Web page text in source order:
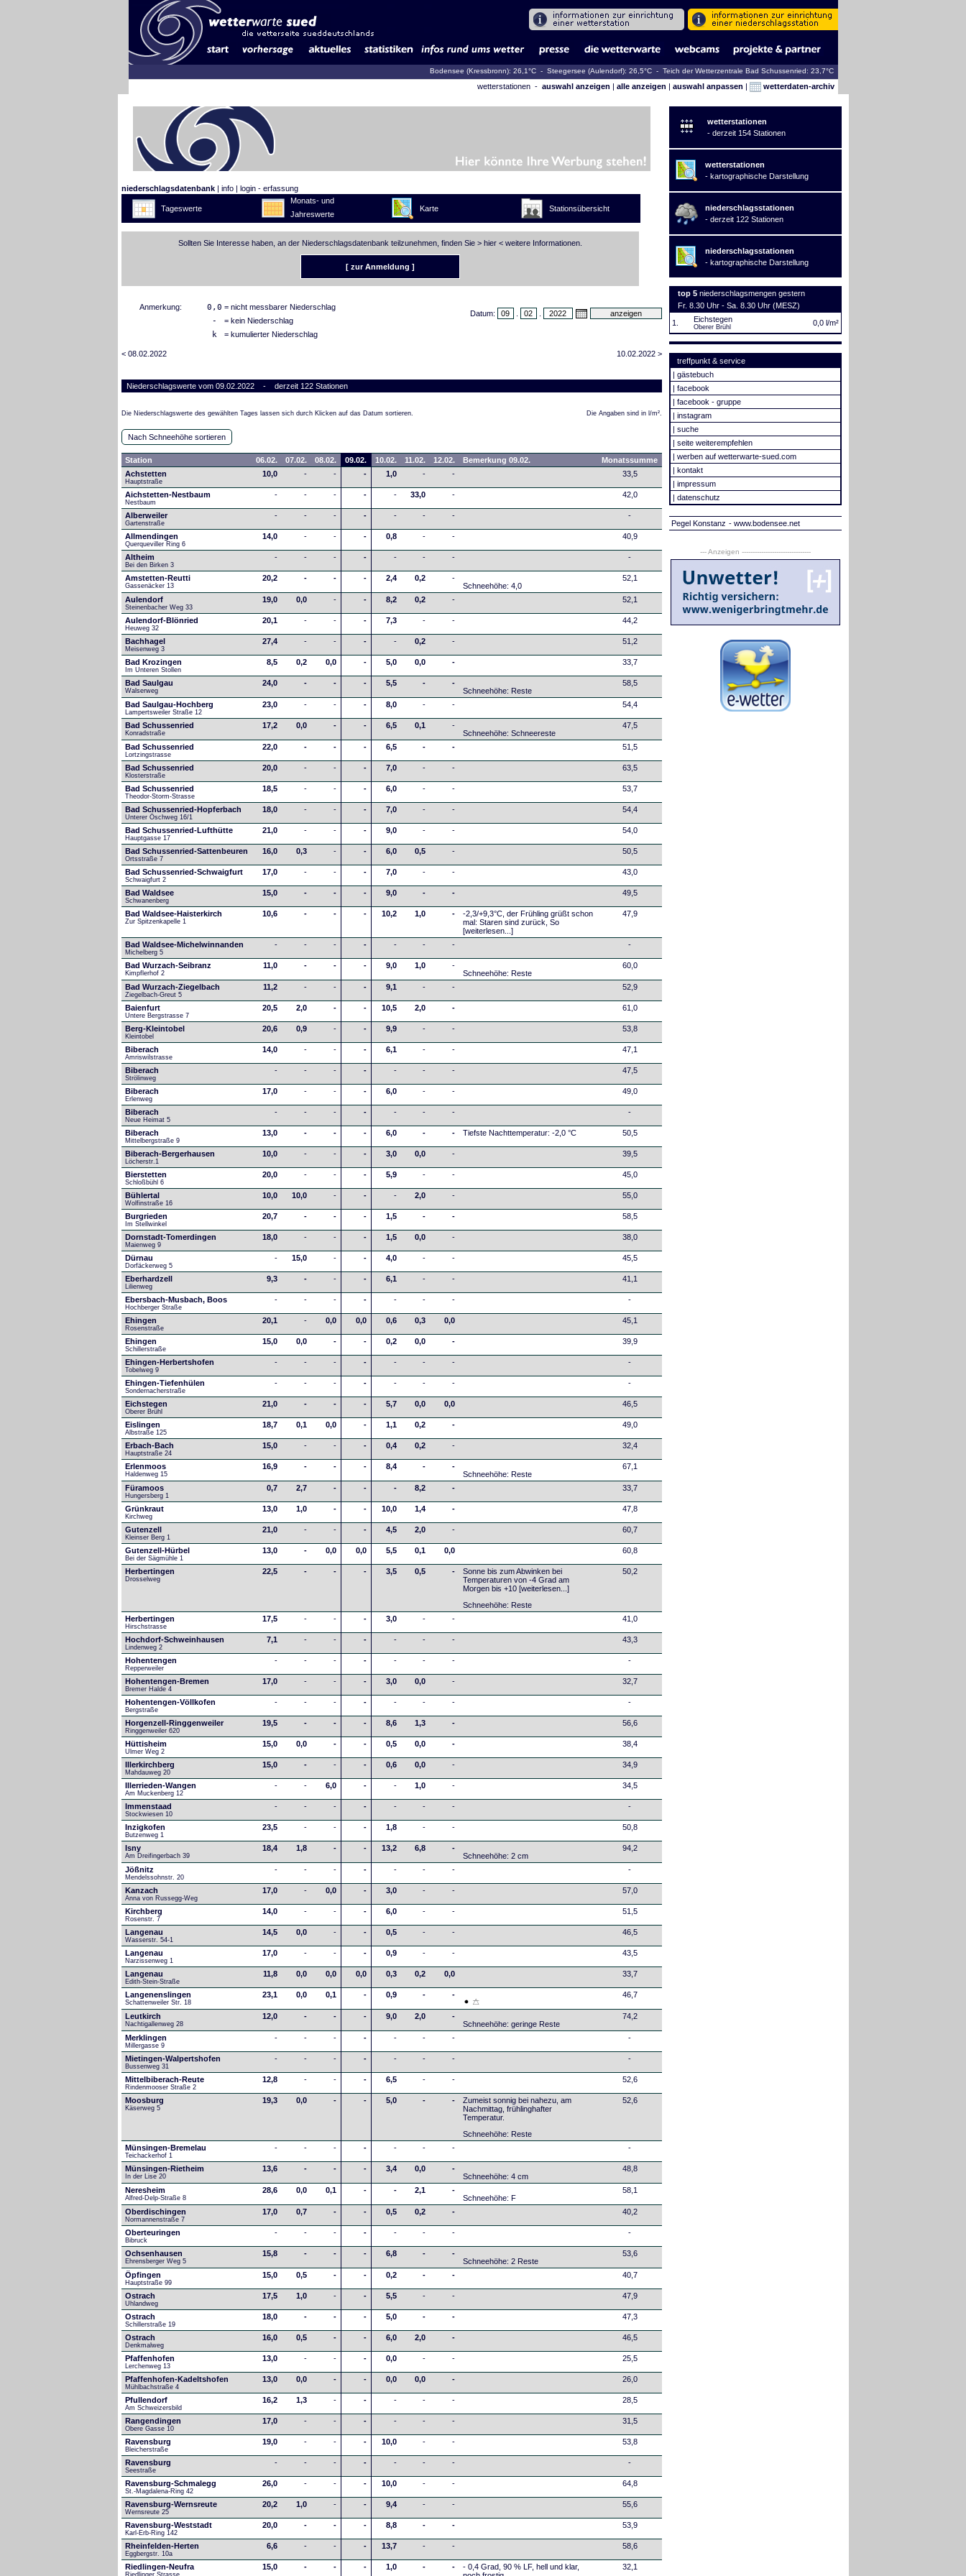
Bodensee (Kressbronn): 26,1°C - Steegersee (Aulendorf): 26,5°C - Teich der Wetterzentrale Bad Schussenried: 23,7°C
wetterstationen - auswahl anzeigen | alle anzeigen | auswahl anpassen | wetterdaten-archiv
niederschlagsdatenbank| info| login - erfassung
Tageswerte
Monats- und
Jahreswerte
Karte Stationsübersicht
Sollten Sie Interesse haben, an der Niederschlagsdatenbank teilzunehmen, finden Sie > hier< weitere Informationen.
[ zur Anmeldung ]
Datum:
Anmerkung: 0,0 = nicht messbarer Niederschlag
- = kein Niederschlag
k = kumulierter Niederschlag
< 08.02.2022 10.02.2022 >
Niederschlagswerte vom 09.02.2022 - derzeit 122 Stationen
Die Niederschlagswerte des gewählten Tages lassen sich durch Klicken auf das Datum sortieren. Die Angaben sind in l/m².
Nach Schneehöhe sortieren
Station 06.02. 07.02. 08.02. 09.02. 10.02. 11.02. 12.02. Bemerkung 09.02.
Monatssumme
Achstetten
Hauptstraße
10,0 - - - 1,0 - - 33,5
Aichstetten-Nestbaum
Nestbaum
- - - - - 33,0 - 42,0
Alberweiler
Gartenstraße
- - - - - - - -
Allmendingen
Querqueviller Ring 6
14,0 - - - 0,8 - - 40,9
Altheim
Bei den Birken 3
- - - - - - - -
Amstetten-Reutti
Gassenäcker 13
20,2 - - - 2,4 0,2
-
Schneehöhe: 4,0
52,1
Aulendorf
Steinenbacher Weg 33
19,0 0,0 - - 8,2 0,2 - 52,1
Aulendorf-Blönried
Heuweg 32
20,1 - - - 7,3 - - 44,2
Bachhagel
Meisenweg 3
27,4 - - - - 0,2 - 51,2
Bad Krozingen
Im Unteren Stollen
8,5 0,2 0,0 - 5,0 0,0 - 33,7
Bad Saulgau
Walserweg
24,0 - - - 5,5 -
-
Schneehöhe: Reste
58,5
Bad Saulgau-Hochberg
Lampertsweiler Straße 12
23,0 - - - 8,0 - - 54,4
Bad Schussenried
Konradstraße
17,2 0,0 - - 6,5 0,1
-
Schneehöhe: Schneereste
47,5
Bad Schussenried
Lortzingstrasse
22,0 - - - 6,5 - - 51,5
Bad Schussenried
Klosterstraße
20,0 - - - 7,0 - - 63,5
Bad Schussenried
Theodor-Storm-Strasse
18,5 - - - 6,0 - - 53,7
Bad Schussenried-Hopferbach
Unterer Öschweg 16/1
18,0 - - - 7,0 - - 54,4
Bad Schussenried-Lufthütte
Hauptgasse 17
21,0 - - - 9,0 - - 54,0
Bad Schussenried-Sattenbeuren
Ortsstraße 7
16,0 0,3 - - 6,0 0,5 - 50,5
Bad Schussenried-Schwaigfurt
Schwaigfurt 2
17,0 - - - 7,0 - - 43,0
Bad Waldsee
Schwanenberg
15,0 - - - 9,0 - - 49,5
Bad Waldsee-Haisterkirch
Zur Spitzenkapelle 1
10,6 - - - 10,2 1,0 -
-2,3/+9,3°C, der Frühling grüßt schon
mal: Staren sind zurück, So
[weiterlesen...]
47,9
Bad Waldsee-Michelwinnanden
Michelberg 5
- - - - - - - -
Bad Wurzach-Seibranz
Kimpflerhof 2
11,0 - - - 9,0 1,0
-
Schneehöhe: Reste
60,0
Bad Wurzach-Ziegelbach
Ziegelbach-Greut 5
11,2 - - - 9,1 - - 52,9
Baienfurt
Untere Bergstrasse 7
20,5 2,0 - - 10,5 2,0 - 61,0
Berg-Kleintobel
Kleintobel
20,6 0,9 - - 9,9 - - 53,8
Biberach
Amriswilstrasse
14,0 - - - 6,1 - - 47,1
Biberach
Strölinweg
- - - - - - - 47,5
Biberach
Erlenweg
17,0 - - - 6,0 - - 49,0
Biberach
Neue Heimat 5
- - - - - - - -
Biberach
Mittelbergstraße 9
13,0 - - - 6,0 - - Tiefste Nachttemperatur: -2,0 °C 50,5
Biberach-Bergerhausen
Löcherstr.1
10,0 - - - 3,0 0,0 - 39,5
Bierstetten
Schloßbühl 6
20,0 - - - 5,9 - - 45,0
Bühlertal
Wolfinstraße 16
10,0 10,0 - - - 2,0 - 55,0
Burgrieden
Im Stellwinkel
20,7 - - - 1,5 - - 58,5
Dornstadt-Tomerdingen
Maienweg 9
18,0 - - - 1,5 0,0 - 38,0
Dürnau
Dorfäckerweg 5
- 15,0 - - 4,0 - - 45,5
Eberhardzell
Lilienweg
9,3 - - - 6,1 - - 41,1
Ebersbach-Musbach, Boos
Hochberger Straße
- - - - - - - -
Ehingen
Rosenstraße
20,1 - 0,0 0,0 0,6 0,3 0,0 45,1
Ehingen
Schillerstraße
15,0 0,0 - - 0,2 0,0 - 39,9
Ehingen-Herbertshofen
Tobelweg 9
- - - - - - - -
Ehingen-Tiefenhülen
Sondernacherstraße
- - - - - - - -
Eichstegen
Oberer Brühl
21,0 - - - 5,7 0,0 0,0 46,5
Eislingen
Albstraße 125
18,7 0,1 0,0 - 1,1 0,2 - 49,0
Erbach-Bach
Hauptstraße 24
15,0 - - - 0,4 0,2 - 32,4
Erlenmoos
Haldenweg 15
16,9 - - - 8,4 -
-
Schneehöhe: Reste
67,1
Füramoos
Hungersberg 1
0,7 2,7 - - - 8,2 - 33,7
Grünkraut
Kirchweg
13,0 1,0 - - 10,0 1,4 - 47,8
Gutenzell
Kleinser Berg 1
21,0 - - - 4,5 2,0 - 60,7
Gutenzell-Hürbel
Bei der Sägmühle 1
13,0 - 0,0 0,0 5,5 0,1 0,0 60,8
Herbertingen
Drosselweg
22,5 - - - 3,5 0,5 -
Sonne bis zum Abwinken bei
Temperaturen von -4 Grad am
Morgen bis +10 [weiterlesen...]
Schneehöhe: Reste
50,2
Herbertingen
Hirschstrasse
17,5 - - - 3,0 - - 41,0
Hochdorf-Schweinhausen
Lindenweg 2
7,1 - - - - - - 43,3
Hohentengen
Repperweiler
- - - - - - - -
Hohentengen-Bremen
Bremer Halde 4
17,0 - - - 3,0 0,0 - 32,7
Hohentengen-Völlkofen
Bergstraße
- - - - - - - -
Horgenzell-Ringgenweiler
Ringgenweiler 620
19,5 - - - 8,6 1,3 - 56,6
Hüttisheim
Ulmer Weg 2
15,0 0,0 - - 0,5 0,0 - 38,4
Illerkirchberg
Mahdauweg 20
15,0 - - - 0,6 0,0 - 34,9
Illerrieden-Wangen
Am Muckenberg 12
- - 6,0 - - 1,0 - 34,5
Immenstaad
Stockwiesen 10
- - - - - - - -
Inzigkofen
Butzenweg 1
23,5 - - - 1,8 - - 50,8
Isny
Am Dreifingerbach 39
18,4 1,8 - - 13,2 6,8
-
Schneehöhe: 2 cm
94,2
Jößnitz
Mendelssohnstr. 20
- - - - - - - -
Kanzach
Anna von Russegg-Weg
17,0 - 0,0 - 3,0 - - 57,0
Kirchberg
Rosenstr. 7
14,0 - - - 6,0 - - 51,5
Langenau
Wasserstr. 54-1
14,5 0,0 - - 0,5 - - 46,5
Langenau
Narzissenweg 1
17,0 - - - 0,9 - - 43,5
Langenau
Edith-Stein-Straße
11,8 0,0 0,0 0,0 0,3 0,2 0,0 33,7
Langenenslingen
Schattenweiler Str. 18
23,1 0,0 0,1 - 0,9 - - 46,7
Leutkirch
Nachtigallenweg 28
12,0 - - - 9,0 2,0
-
Schneehöhe: geringe Reste
74,2
Merklingen
Millergasse 9
- - - - - - - -
Mietingen-Walpertshofen
Bussenweg 31
- - - - - - - -
Mittelbiberach-Reute
Rindenmooser Straße 2
12,8 - - - 6,5 - - 52,6
Moosburg
Käserweg 5
19,3 0,0 - - 5,0 - -
Zumeist sonnig bei nahezu, am
Nachmittag, frühlinghafter
Temperatur.
Schneehöhe: Reste
52,6
Münsingen-Bremelau
Teichackerhof 1
- - - - - - - -
Münsingen-Rietheim
In der Lise 20
13,6 - - - 3,4 0,0
-
Schneehöhe: 4 cm
48,8
Neresheim
Alfred-Delp-Straße 8
28,6 0,0 0,1 - - 2,1
-
Schneehöhe: F
58,1
Oberdischingen
Normannenstraße 7
17,0 0,7 - - 0,5 0,2 - 40,2
Oberteuringen
Bibruck
- - - - - - - -
Ochsenhausen
Ehrensberger Weg 5
15,8 - - - 6,8 -
-
Schneehöhe: 2 Reste
53,6
Öpfingen
Hauptstraße 99
15,0 0,5 - - 0,2 - - 40,7
Ostrach
Uhlandweg
17,5 1,0 - - 5,5 - - 47,9
Ostrach
Schillerstraße 19
18,0 - - - 5,0 - - 47,3
Ostrach
Denkmalweg
16,0 0,5 - - 6,0 2,0 - 46,5
Pfaffenhofen
Lerchenweg 13
13,0 - - - 0,0 - - 25,5
Pfaffenhofen-Kadeltshofen
Mühlbachstraße 4
13,0 0,0 - - 0,0 0,0 - 26,0
Pfullendorf
Am Schweizersbild
16,2 1,3 - - - - - 28,5
Rangendingen
Obere Gasse 10
17,0 - - - - - - 31,5
Ravensburg
Bleicherstraße
19,0 - - - 10,0 - - 53,8
Ravensburg
Seestraße
- - - - - - - -
Ravensburg-Schmalegg
St.-Magdalena-Ring 42
26,0 - - - 10,0 - - 64,8
Ravensburg-Wernsreute
Wernsreute 25
20,2 1,0 - - 9,4 - - 55,6
Ravensburg-Weststadt
Karl-Erb-Ring 142
20,0 - - - 8,8 - - 53,9
Rheinfelden-Herten
Eggbergstr. 10a
6,6 - - - 13,7 - - 58,6
Riedlingen-Neufra 15,0 - - - 1,0 - -
- 0,4 Grad, 90 % LF, hell und klar,
32,1
wetterstationen
- derzeit 154 Stationen
wetterstationen
- kartographische Darstellung
niederschlagsstationen
- derzeit 122 Stationen
niederschlagsstationen
- kartographische Darstellung
top 5 niederschlagsmengen gestern
Fr. 8.30 Uhr - Sa. 8.30 Uhr (MESZ)
1.
Eichstegen
Oberer Brühl 0,0 l/m²
treffpunkt & service
| gästebuch
| facebook
| facebook - gruppe
| instagram
| suche
| seite weiterempfehlen
| werben auf wetterwarte-sued.com
| kontakt
| impressum
| datenschutz
Pegel Konstanz - www.bodensee.net
--- Anzeigen --------------------------------